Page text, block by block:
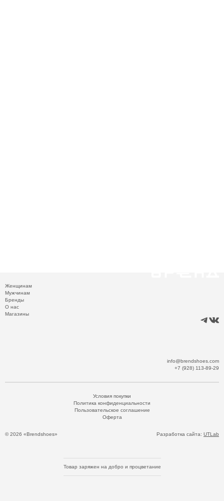
Женщинам
Мужчинам
Бренды
О нас
Магазины
info@brendshoes.com
+7 (928) 113-89-29
© 2026 «Brendshoes»
Условия покупки
Политика конфиденциальности
Пользовательское соглашение
Оферта
Разработка сайта: UTLab
Товар заряжен на добро и процветание